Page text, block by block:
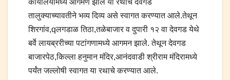
कार्यालयामध्ये आगमण झाले या रथाचे देवगड
तालुक्याच्यावतीने भव्य दिव्य असे स्वागत करण्यात आले.तेथून
शिरगांव,qलगडाळ तिठा,तळेबाजार व दुपारी १२ वा देवगड येथे
बर्वे लायब्ररीच्या पटांगणामध्ये आगमन झाले. तेथून देवगड
बाजारपेठ,किल्ला हनुमान मंदिर,आनंदवाडी श्रीराम मंदिरामध्ये
पर्यंत जल्लोषी स्वागत या रथाचे करण्यात आले.